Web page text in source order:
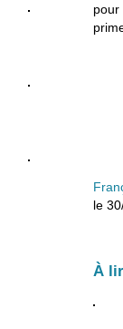
le
À